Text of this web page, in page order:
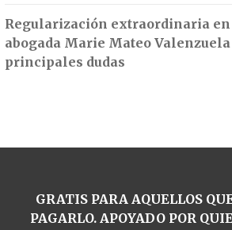
Regularización extraordinaria en
abogada Marie Mateo
principales dudas
GRATIS PARA AQUELLOS
PAGARLO. APOYADO POR